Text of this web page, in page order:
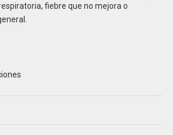
fiebre que no mejora o